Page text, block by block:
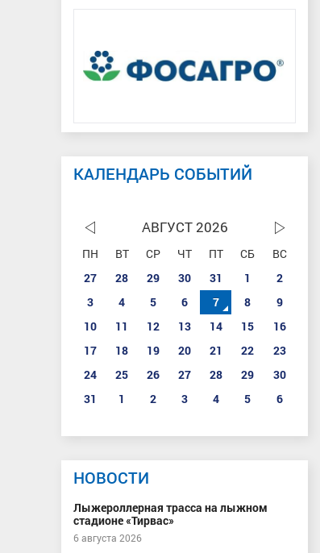
КАЛЕНДАРЬ СОБЫТИЙ
АВГУСТ 2026
ПН ВТ СР ЧТ ПТ СБ
ВС
27
28 29 30 31 1
2
3
4 5 6 7 8
9
10
11 12 13 14 15
16
17
18 19 20 21 22
23
24
25 26 27 28 29
30
31
1 2 3 4 5 6
НОВОСТИ
Лыжероллерная трасса на лыжном
стадионе «Тирвас»
6 августа 2026